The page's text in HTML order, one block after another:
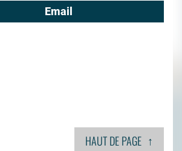
Email
HAUT DE PAGE ↑